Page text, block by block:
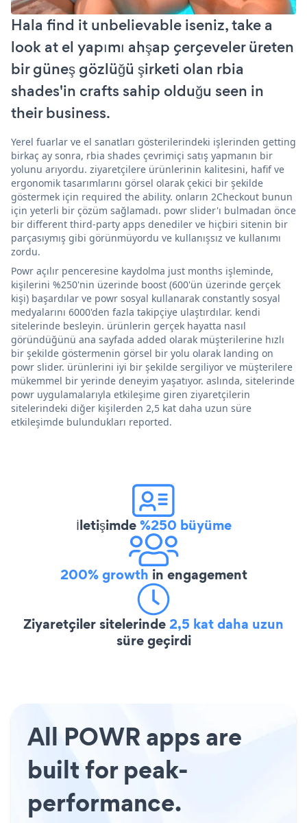
Hala find it unbelievable iseniz, take a
look at el yapımı ahşap çerçeveler üreten
bir güneş gözlüğü şirketi olan rbia
shades'in crafts sahip olduğu seen in
their business.
Yerel fuarlar ve el sanatları gösterilerindeki işlerinden getting
birkaç ay sonra, rbia shades çevrimiçi satış yapmanın bir
yolunu arıyordu. ziyaretçilere ürünlerinin kalitesini, hafif ve
ergonomik tasarımlarını görsel olarak çekici bir şekilde
göstermek için required the ability. onların 2Checkout bunun
için yeterli bir çözüm sağlamadı. powr slider'ı bulmadan önce
bir different third-party apps denediler ve hiçbiri sitenin bir
parçasıymış gibi görünmüyordu ve kullanışsız ve kullanımı
zordu.
Powr açılır penceresine kaydolma just months işleminde,
kişilerini %250'nin üzerinde boost (600'ün üzerinde gerçek
kişi) başardılar ve powr sosyal kullanarak constantly sosyal
medyalarını 6000'den fazla takipçiye ulaştırdılar. kendi
sitelerinde besleyin. ürünlerin gerçek hayatta nasıl
göründüğünü ana sayfada added olarak müşterilerine hızlı
bir şekilde göstermenin görsel bir yolu olarak landing on
powr slider. ürünlerini iyi bir şekilde sergiliyor ve müşterilere
mükemmel bir yerinde deneyim yaşatıyor. aslında, sitelerinde
powr uygulamalarıyla etkileşime giren ziyaretçilerin
sitelerindeki diğer kişilerden 2,5 kat daha uzun süre
etkileşimde bulundukları reported.
İletişimde%250 büyüme
200% growth in engagement
Ziyaretçiler sitelerinde2,5 kat daha uzun
süre geçirdi
All POWR apps are
built for peak-
performance.